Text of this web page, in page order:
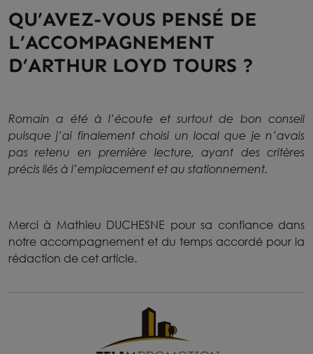
QU’AVEZ-VOUS PENSÉ DE
L’ACCOMPAGNEMENT
D’ARTHUR LOYD TOURS ?
Romain a été à l’écoute et surtout de bon conseil
puisque j’ai finalement choisi un local que je n’avais
pas retenu en première lecture, ayant des critères
précis liés à l’emplacement et au stationnement.
Merci à Mathieu DUCHESNE pour sa confiance dans
notre accompagnement et du temps accordé pour la
rédaction de cet article.